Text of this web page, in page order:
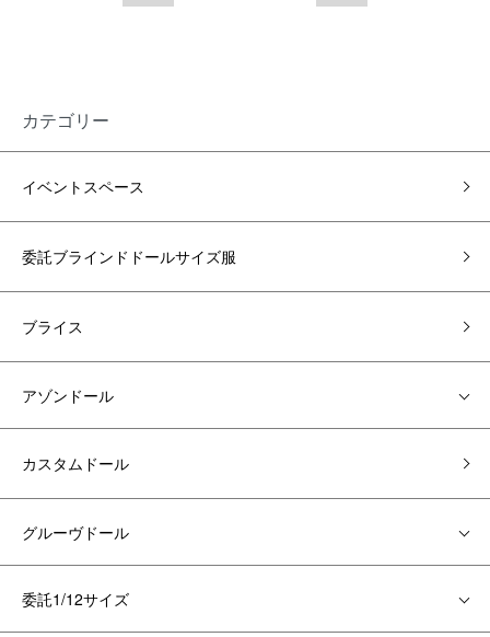
カテゴリー
イベントスペース
委託ブラインドドールサイズ服
ブライス
アゾンドール
カスタムドール
グルーヴドール
委託1/12サイズ